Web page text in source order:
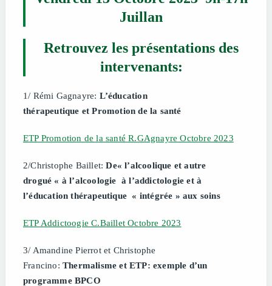
Juillan
Retrouvez les présentations des
intervenants:
1/ Rémi Gagnayre: L’éducation
thérapeutique et Promotionde la santé
ETP Promotion de la santé R.GAgnayre Octobre 2023
2/Christophe Baillet:De« l’alcoolique et autre
drogué« à l’alcoologie àl’addictologieetà
l’éducation thérapeutique « intégrée » aux soins
ETP Addictoogie C.Baillet Octobre 2023
3/ Amandine Pierrot et Christophe
Francino: Thermalisme et ETP: exemple d’un
programme BPCO